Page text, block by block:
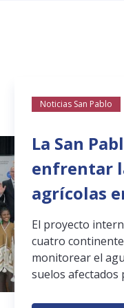
Noticias San Pablo
La San
enfrentar
agrícolas
El proyecto
cuatro
monitorear el
suelos afectados